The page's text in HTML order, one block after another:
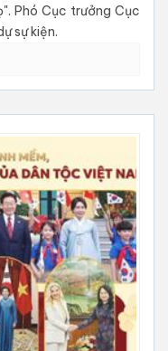
Phó Cục trưởng Cục
sự kiện.